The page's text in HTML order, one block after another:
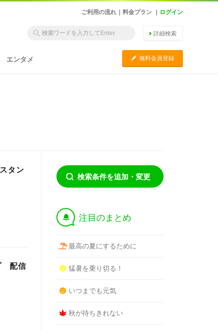
ご利用の流れ 料金プラン ログイン
詳細検索
エンタメ C 無料会員登録
タン
配信
検索条件を追加・変更
† 注目のまとめ
最高の夏にするために
猛暑を乗り切る！
いつまでも元気
秋が待ちきれない